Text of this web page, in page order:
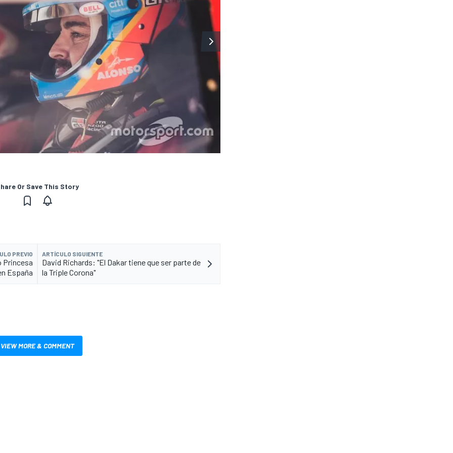
Or Save This Story
PREVIO
Princesa
España
ARTÍCULO SIGUIENTE
David Richards: "El Dakar tiene que ser parte de
la Triple Corona"
VIEW MORE & COMMENT